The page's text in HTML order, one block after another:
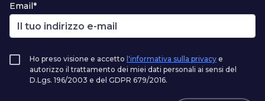
Email*
Ho preso visione e accetto l'informativa sulla privacy e
autorizzo il trattamento dei miei dati personali ai sensi del
D.Lgs. 196/2003 e del GDPR 679/2016.